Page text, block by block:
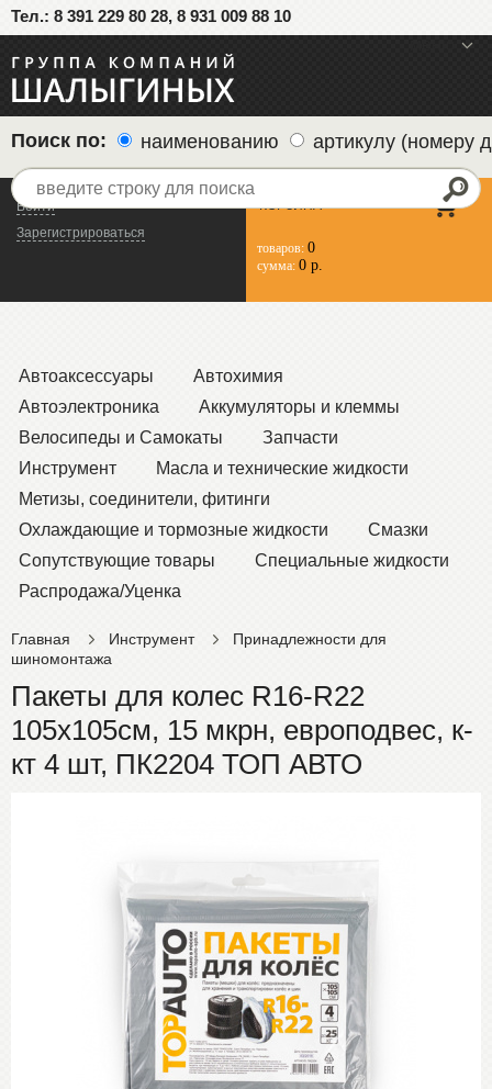
Тел.: 8 391 229 80 28, 8 931 009 88 10
Войти
Зарегистрироваться
КОРЗИНА
товаров: 0
сумма: 0 р.
Поиск по: наименованию артикулу (номеру
Автоаксессуары
Автохимия
Автоэлектроника
Аккумуляторы и клеммы
Велосипеды и Самокаты
Запчасти
Инструмент
Масла и технические жидкости
Метизы, соединители, фитинги
Охлаждающие и тормозные жидкости
Смазки
Сопутствующие товары
Специальные жидкости
Распродажа/Уценка
Главная Инструмент
Принадлежности для
шиномонтажа
Пакеты для колес R16-R22
105х105см, 15 мкрн, европодвес, к-
кт 4 шт, ПК2204 ТОП АВТО